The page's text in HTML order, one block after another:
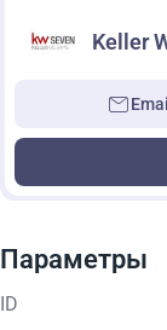
Keller
Email
Параметры
ID